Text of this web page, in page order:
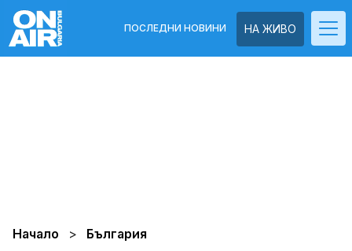
НА ЖИВО
ПОСЛЕДНИ НОВИНИ
Начало България